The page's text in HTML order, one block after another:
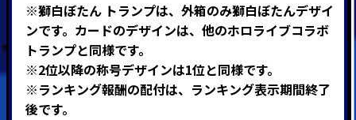
※獅白ぼたん トランプは、 外箱のみ獅白ぼたんデザイ
ンです。カードのデザインは、他のホロライブコラボ
トランプと同様です。
※2位以降の称号デザインは1位と同様です。
※ランキング報酬の配付は、ランキング表示期間終了
後です。